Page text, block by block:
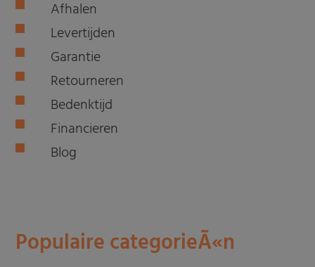
Afhalen
Levertijden
Garantie
Retourneren
Bedenktijd
Financieren
Blog
Populaire categorieÃ«n